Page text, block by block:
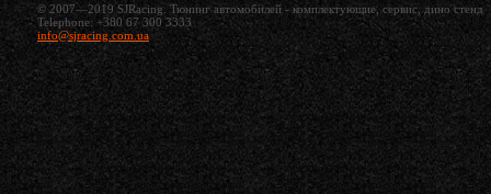
© 2007—2019 SJRacing. Тюнинг автомобилей - комплектующие, сервис, дино стенд
Telephone: +380 67 300 3333
info@sjracing.com.ua